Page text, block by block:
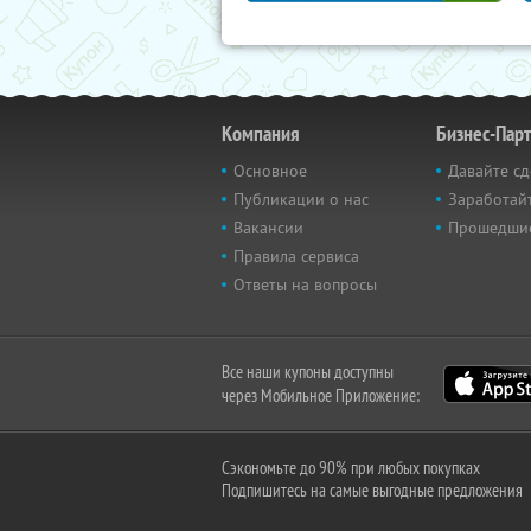
Компания
Основное
Публикации о нас
Вакансии
Правила сервиса
Ответы на вопросы
Бизнес-
Давайте
Все наши купоны доступны
через Мобильное Приложение:
Сэкономьте до 90% при любых покупках
Подпишитесь на самые выгодные предложения